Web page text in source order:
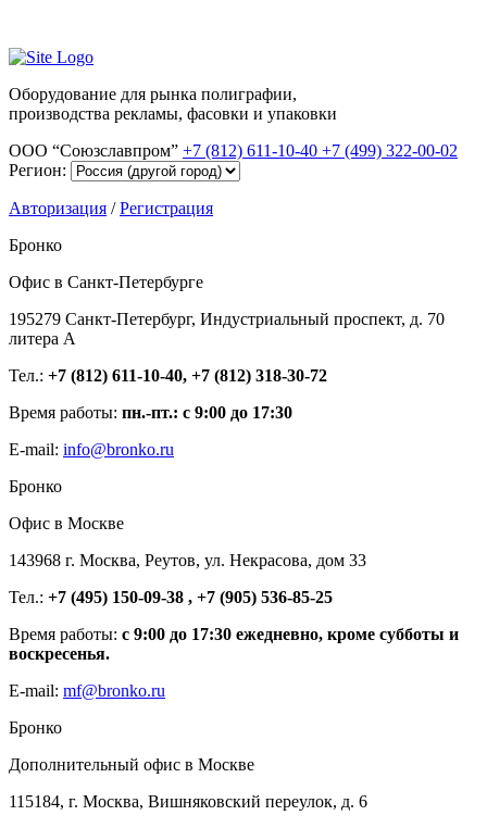
Оборудование для рынка полиграфии,
производства рекламы, фасовки и упаковки
ООО “Союзславпром” +7 (812) 611-10-40 +7 (499) 322-00-02
Регион:
Авторизация /Регистрация
Бронко
Офис в Санкт-Петербурге
195279 Санкт-Петербург, Индустриальный проспект, д. 70
литера А
Тел.: +7 (812) 611-10-40, +7 (812) 318-30-72
Время работы: пн.-пт.: с 9:00 до 17:30
E-mail: info@bronko.ru
Бронко
Офис в Москве
143968 г. Москва, Реутов, ул. Некрасова, дом 33
Тел.: +7 (495) 150-09-38 , +7 (905) 536-85-25
Время работы: с 9:00 до 17:30 ежедневно, кроме субботы и
воскресенья.
E-mail: mf@bronko.ru
Бронко
Дополнительный офис в Москве
115184, г. Москва, Вишняковский переулок, д. 6